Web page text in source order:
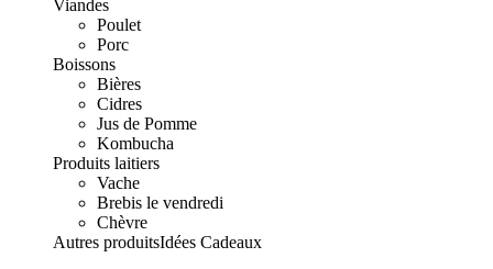
Viandes
Poulet
Porc
Boissons
Bières
Cidres
Jus de Pomme
Kombucha
Produits laitiers
Vache
Brebis le vendredi
Chèvre
Autres produitsIdées Cadeaux